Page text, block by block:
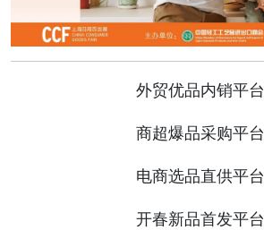
外贸优品内销平台
商超爆品采购平台
电商选品直供平台
开春新品首发平台